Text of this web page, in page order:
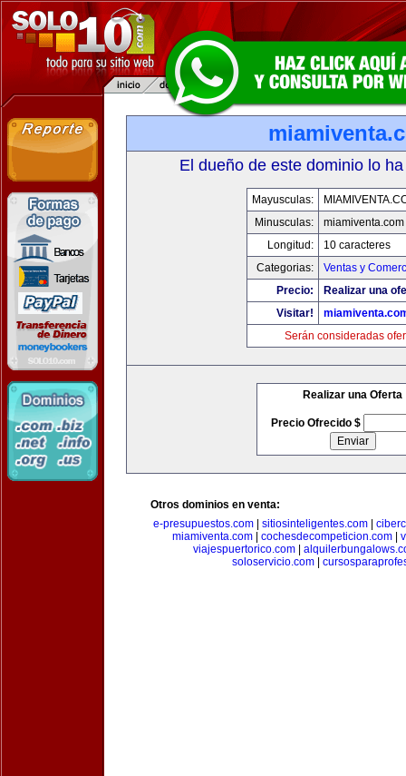
El dueño de este dominio lo
Mayusculas:
Minusculas:
miamiventa.com
Longitud:
10 caracteres
Categorias:
Ventas y
Precio:
Realizar una
Visitar!
Serán consideradas
Realizar una Oferta
Precio Ofrecido $
Otros dominios en venta:
e-presupuestos.com
sitiosinteligentes.com
miamiventa.com
cochesdecompeticion.com
viajespuertorico.com|
soloservicio.com|